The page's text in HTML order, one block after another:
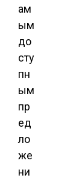
ам
ым
до
сту
пн
ым
пр
ед
ло
же
ни